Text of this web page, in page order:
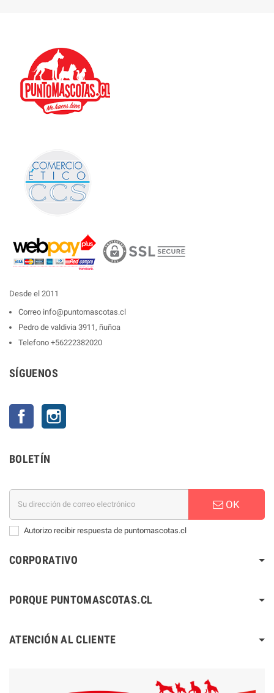
Desde el 2011
Correo info@puntomascotas.cl
Pedro de valdivia 3911, ñuñoa
Telefono +56222382020
SÍGUENOS
Facebook
BOLETÍN
OK
Autorizo recibir respuesta de puntomascotas.cl
CORPORATIVO
PORQUE PUNTOMASCOTAS.CL
ATENCIÓN AL CLIENTE